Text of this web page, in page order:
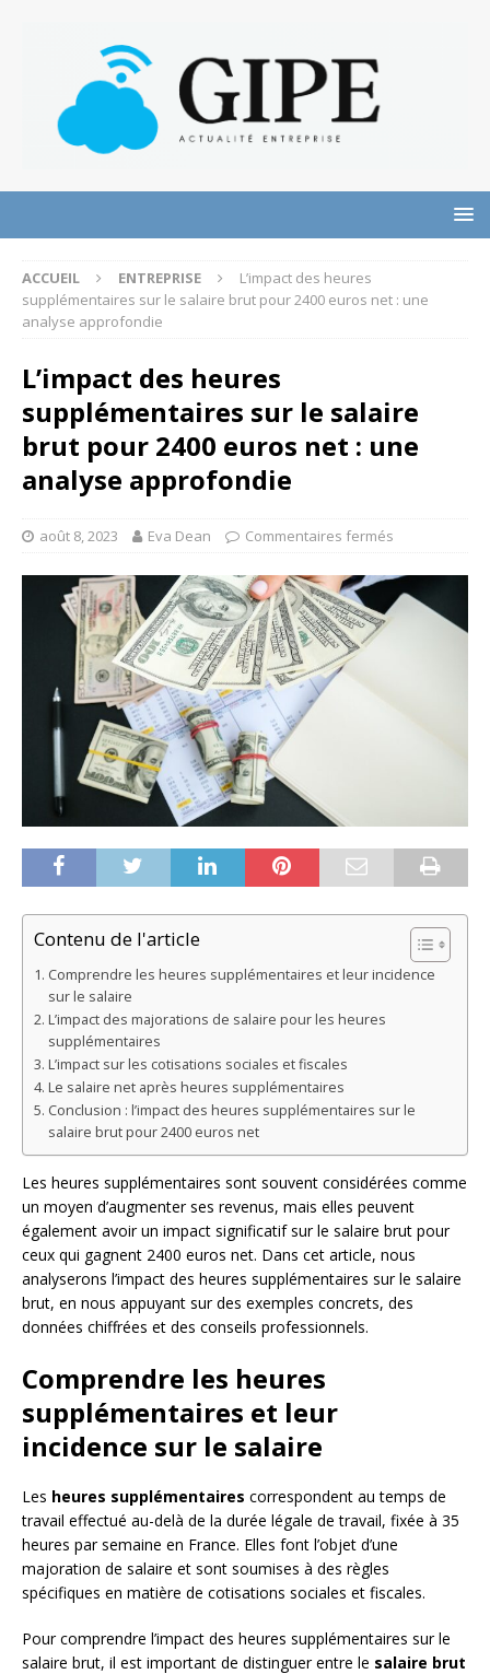
ACCUEIL ENTREPRISE
L’impact des heures
supplémentaires sur le salaire brut pour 2400 euros net : une
analyse approfondie
L’impact des heures
supplémentaires sur le salaire
brut pour 2400 euros net : une
analyse approfondie
août 8, 2023 Eva Dean Commentaires fermés
Contenu de l'article
Comprendre les heures supplémentaires et leur incidence
sur le salaire
L’impact des majorations de salaire pour les heures
supplémentaires
L’impact sur les cotisations sociales et fiscales
Le salaire net après heures supplémentaires
Conclusion : l’impact des heures supplémentaires sur le
salaire brut pour 2400 euros net
Les heures supplémentaires sont souvent considérées comme
un moyen d’augmenter ses revenus, mais elles peuvent
également avoir un impact significatif sur le salaire brut pour
ceux qui gagnent 2400 euros net. Dans cet article, nous
analyserons l’impact des heures supplémentaires sur le salaire
brut, en nous appuyant sur des exemples concrets, des
données chiffrées et des conseils professionnels.
Comprendre les heures
supplémentaires et leur
incidence sur le salaire
Les heures supplémentaires correspondent au temps de
travail effectué au-delà de la durée légale de travail, fixée à 35
heures par semaine en France. Elles font l’objet d’une
majoration de salaire et sont soumises à des règles
spécifiques en matière de cotisations sociales et fiscales.
Pour comprendre l’impact des heures supplémentaires sur le
salaire brut, il est important de distinguer entre le salaire brut